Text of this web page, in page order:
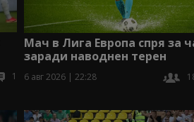
1
Мач в Лига Европа спря за
заради наводнен терен
6 авг 2026 | 22:28